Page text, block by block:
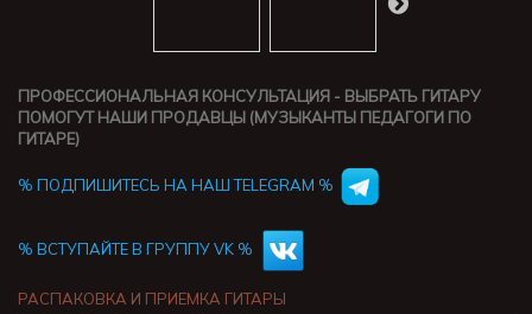
ПРОФЕССИОНАЛЬНАЯ КОНСУЛЬТАЦИЯ - ВЫБРАТЬ ГИТАРУ
ПОМОГУТ НАШИ ПРОДАВЦЫ (МУЗЫКАНТЫ ПЕДАГОГИ ПО
ГИТАРЕ)
% ПОДПИШИТЕСЬ НА НАШ TELEGRAM %
% ВСТУПАЙТЕ В ГРУППУ VK %
РАСПАКОВКА И ПРИЕМКА ГИТАРЫ